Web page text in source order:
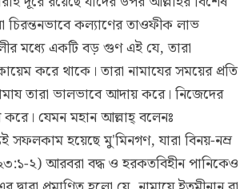
চিরন্তনভাবে কল্যাণের তাওফীক লাভ
মধ্যে একটি বড় গুণ এই যে, তারা
করে থাকে। তারা নামাযের সময়ের প্রতি
তারা ভালভাবে আদায় করে। নিজেদের
করে। যেমন মহান আল্লাহ্ বলেনঃ
সফলকাম হয়েছে মু'মিনগণ, যারা বিনয়-নম্র
২) আরবরা বদ্ধ ও হরকতবিহীন পানিকেও